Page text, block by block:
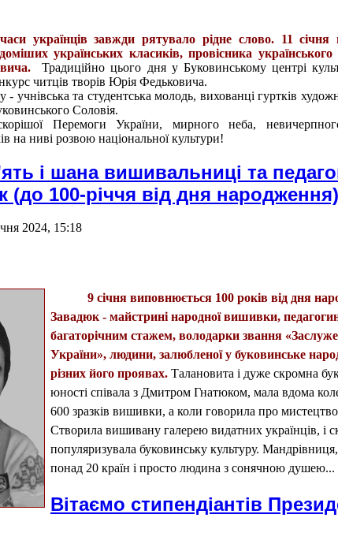
українців завжди рятувало рідне слово. 11
українських класиків, провісника
Традиційно цього дня у Буковинському центрі
читців творів Юрія Федьковича.
учнівська та студентська молодь, вихованці гуртків
Соловія.
Перемоги України, мирного неба,
на ниві розвою національної культури!
і шана вишивальниці та
(до 100-річчя від дня народження)
2024, 15:18
9 січня виповнюється 100 років від дня
Завадюк - майстрині народної вишивки,
багаторічним стажем, володарки звання
України», людини, залюбленої у буковинське
різних його проявах. Талановита і дуже скромна
юності співала з Дмитром Гнатюком, мала вдома
600 зразків вишивки, а коли говорила про
Створила вишивану галерею видатних українців, і
популяризувала буковинську культуру. Мандрівниця,
понад 20 країн і просто людина з сонячною душею...
Вітаємо стипендіантів